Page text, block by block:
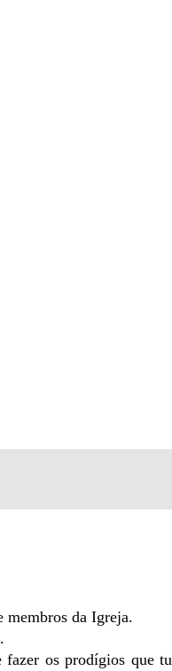
membros da Igreja.
fazer os prodígios que tu